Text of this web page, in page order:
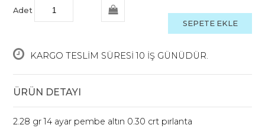
Adet
SEPETE EKLE
KARGO TESLİM SÜRESİ 10 İŞ GÜNÜDÜR.
ÜRÜN DETAYI
2.28 gr 14 ayar pembe altın 0.30 crt pırlanta